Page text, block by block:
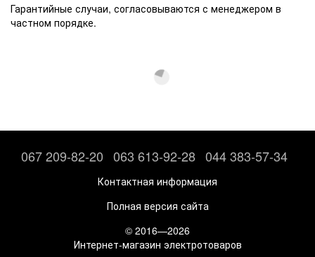
Гарантийные случаи, согласовываются с менеджером в
частном порядке.
067 209-82-20 063 613-92-28 044 383-57-34
Контактная информация
Полная версия сайта
© 2016—2026
Интернет-магазин электротоваров